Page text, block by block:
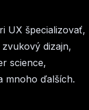
UX špecializovať,
dizajn,
science,
mnoho ďalších.